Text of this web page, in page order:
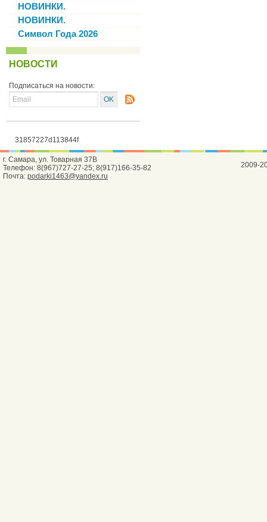
НОВИНКИ.
НОВИНКИ.
Символ Года 2026
НОВОСТИ
Подписаться на новости:
31857227d113844f
г. Самара, ул. Товарная 37В
Телефон: 8(967)727-27-25; 8(917)166-35-82
Почта: podarki1463@yandex.ru
2009-